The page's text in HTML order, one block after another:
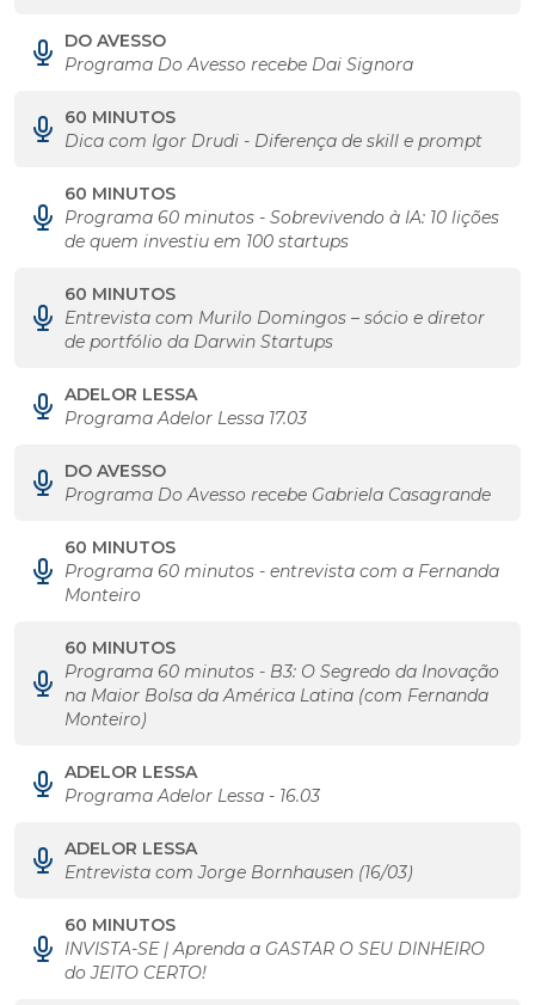
DO AVESSO
Programa Do Avesso recebe Dai Signora
60 MINUTOS
Dica com Igor Drudi - Diferença de skill e prompt
60 MINUTOS
Programa 60 minutos - Sobrevivendo à IA: 10 lições
de quem investiu em 100 startups
60 MINUTOS
Entrevista com Murilo Domingos – sócio e diretor
de portfólio da Darwin Startups
ADELOR LESSA
Programa Adelor Lessa 17.03
DO AVESSO
Programa Do Avesso recebe Gabriela Casagrande
60 MINUTOS
Programa 60 minutos - entrevista com a Fernanda
Monteiro
60 MINUTOS
Programa 60 minutos - B3: O Segredo da Inovação
na Maior Bolsa da América Latina (com Fernanda
Monteiro)
ADELOR LESSA
Programa Adelor Lessa - 16.03
ADELOR LESSA
Entrevista com Jorge Bornhausen (16/03)
60 MINUTOS
INVISTA-SE | Aprenda a GASTAR O SEU DINHEIRO
do JEITO CERTO!